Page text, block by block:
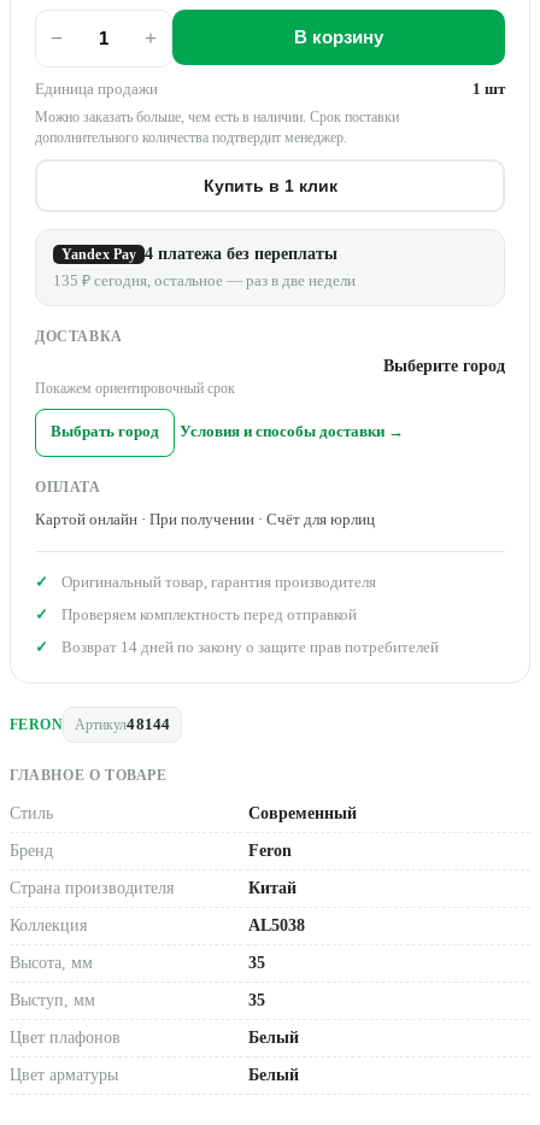
FERON Артикул48144
ГЛАВНОЕ О ТОВАРЕ
Стиль Современный
Бренд Feron
Страна производителя Китай
Коллекция AL5038
Высота, мм 35
Выступ, мм 35
Цвет плафонов Белый
Цвет арматуры Белый
− + В корзину
Единица продажи 1 шт
Можно заказать больше, чем есть в наличии. Срок поставки
дополнительного количества подтвердит менеджер.
Купить в 1 клик
Yandex Pay 4 платежа без переплаты
135 ₽ сегодня, остальное — раз в две недели
ДОСТАВКА
Выберите город
Покажем ориентировочный срок
Выбрать город Условия и способы доставки →
ОПЛАТА
Картой онлайн · При получении · Счёт для юрлиц
Оригинальный товар, гарантия производителя
Проверяем комплектность перед отправкой
Возврат 14 дней по закону о защите прав потребителей